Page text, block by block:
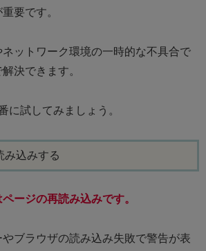
要です。
ットワーク環境の一時的な不具合で
決できます。
に試してみましょう。
み込みする
ージの再読み込みです。
ブラウザの読み込み失敗で警告が表